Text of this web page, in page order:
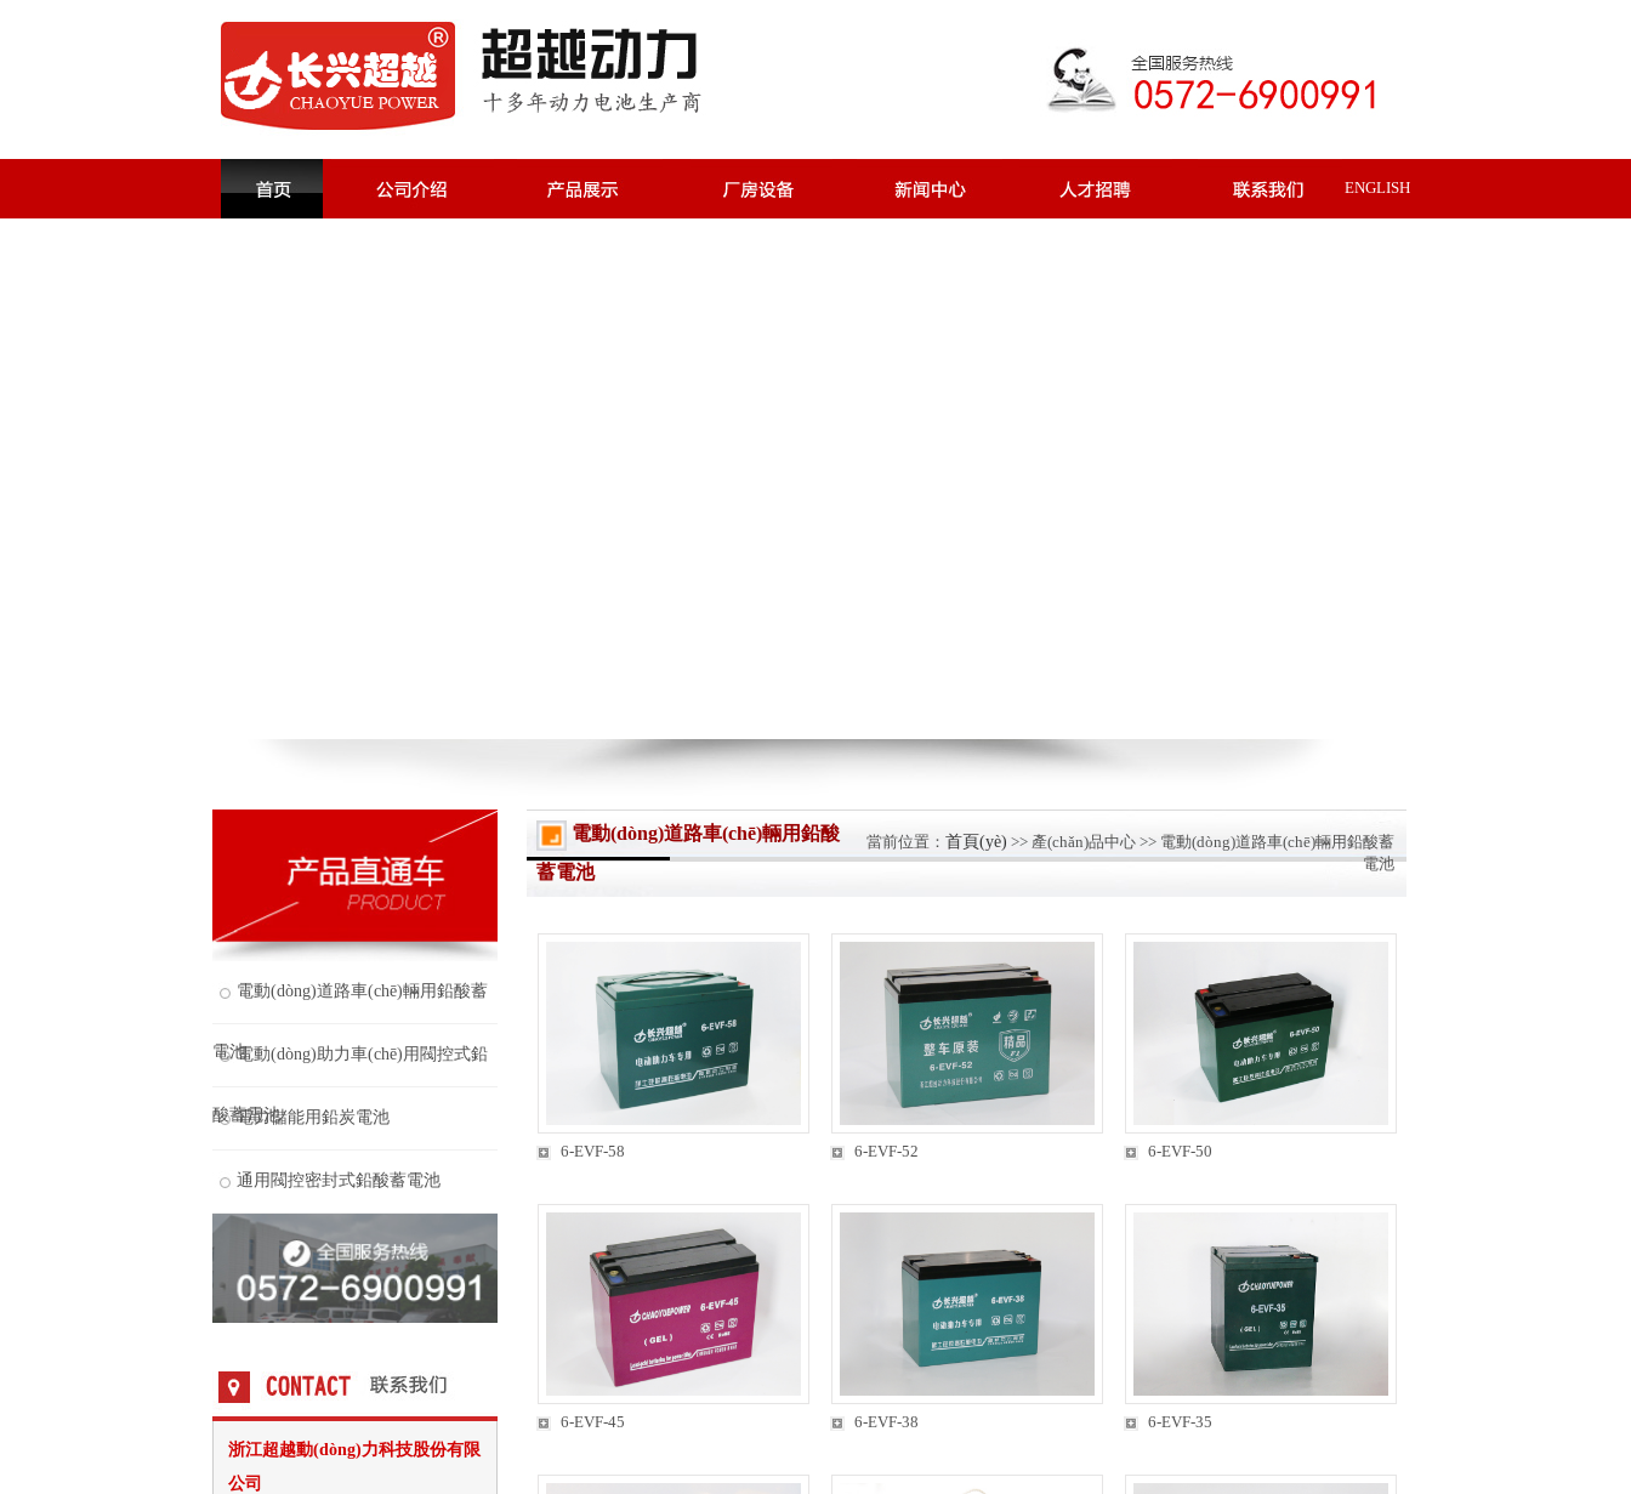
ENGLISH
電動(dòng)道路車(chē)輛用鉛酸蓄
電池電動(dòng)助力車(chē)用閥控式鉛
酸蓄電池
電力儲能用鉛炭電池
通用閥控密封式鉛酸蓄電池
浙江超越動(dòng)力科技股份有限
公司
電動(dòng)道路車(chē)輛用鉛酸
蓄電池
當前位置： 首頁(yè) >> 產(chǎn)品中心 >> 電動(dòng)道路車(chē)輛用鉛酸蓄
電池
6-EVF-58 6-EVF-52 6-EVF-50
6-EVF-45 6-EVF-38 6-EVF-35